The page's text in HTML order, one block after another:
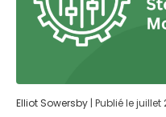
Elliot Sowersby | Publié lejuillet